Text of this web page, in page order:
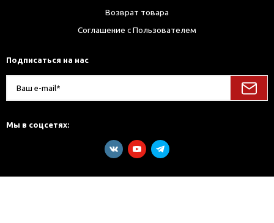
Возврат товара
Соглашение с Пользователем
Подписаться на нас
Мы в соцсетях: